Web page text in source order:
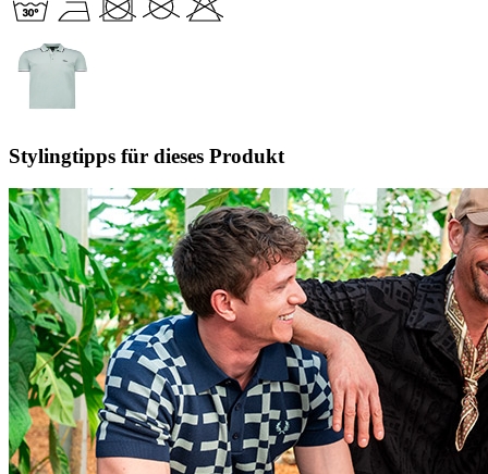
Stylingtipps für dieses Produkt